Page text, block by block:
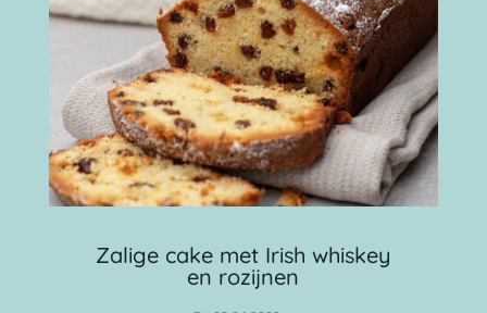
Zalige cake met Irish whiskey
en rozijnen